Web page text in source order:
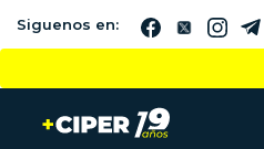
Siguenos en: